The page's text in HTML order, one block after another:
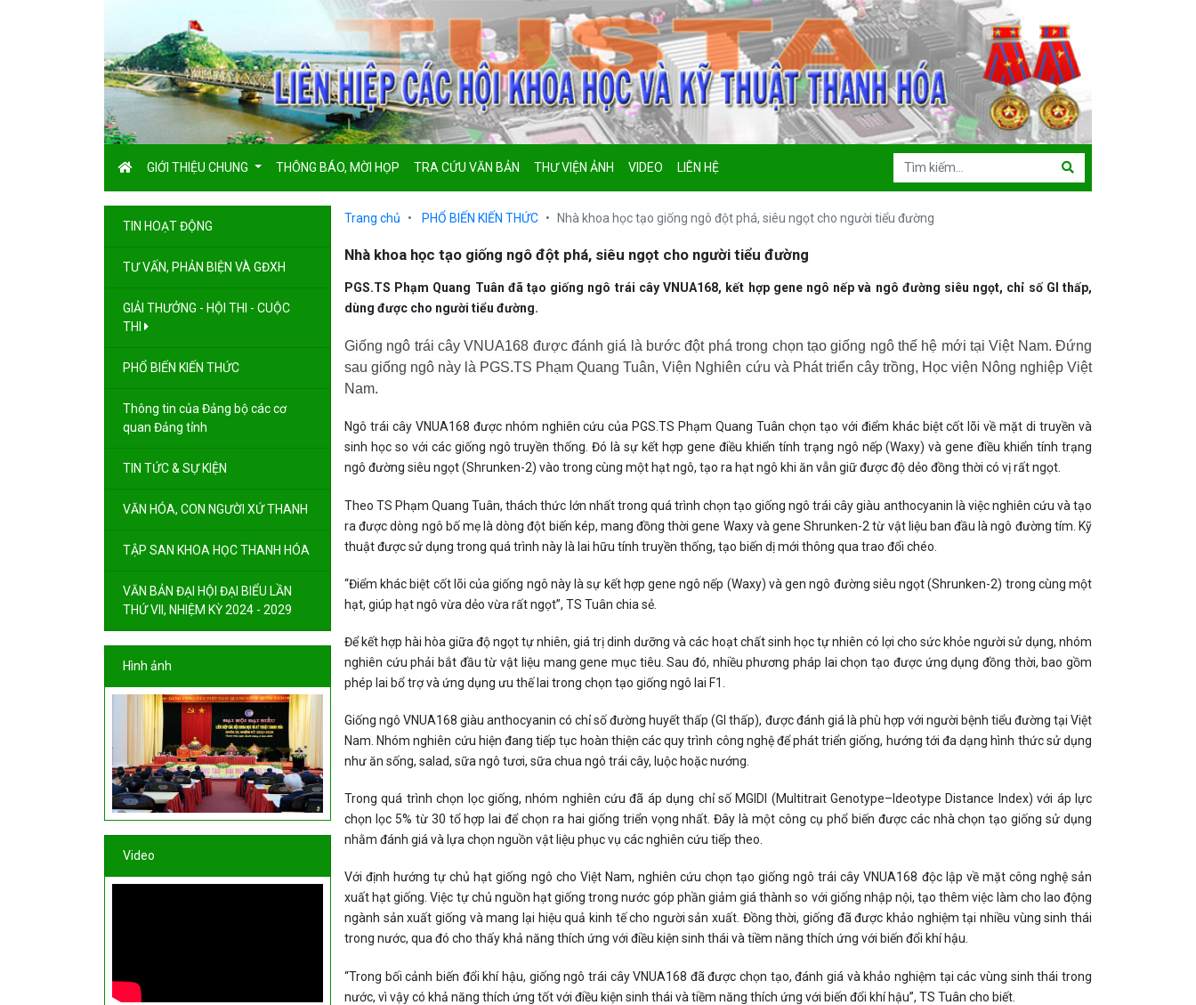
GIỚI THIỆU CHUNG THÔNG BÁO, MỜI HỌP TRA CỨU VĂN BẢN THƯ VIỆN ẢNH VIDEO LIÊN HỆ
TIN HOẠT ĐỘNG
TƯ VẤN, PHẢN BIỆN VÀ GĐXH
GIẢI THƯỞNG - HỘI THI - CUỘC
THI
PHỔ BIẾN KIẾN THỨC
Thông tin của Đảng bộ các cơ
quan Đảng tỉnh
TIN TỨC & SỰ KIỆN
VĂN HÓA, CON NGƯỜI XỨ THANH
TẬP SAN KHOA HỌC THANH HÓA
VĂN BẢN ĐẠI HỘI ĐẠI BIỂU LẦN
THỨ VII, NHIỆM KỲ 2024 - 2029
Hình ảnh
Video
Trang chủ PHỔ BIẾN KIẾN THỨC Nhà khoa học tạo giống ngô đột phá, siêu ngọt cho người tiểu đường
Nhà khoa học tạo giống ngô đột phá, siêu ngọt cho người tiểu đường
PGS.TS Phạm Quang Tuân đã tạo giống ngô trái cây VNUA168, kết hợp gene ngô nếp và ngô đường siêu ngọt, chỉ số GI thấp,
dùng được cho người tiểu đường.
Giống ngô trái cây VNUA168 được đánh giá là bước đột phá trong chọn tạo giống ngô thế hệ mới tại Việt Nam. Đứng
sau giống ngô này là PGS.TS Phạm Quang Tuân, Viện Nghiên cứu và Phát triển cây trồng, Học viện Nông nghiệp Việt
Nam.
Ngô trái cây VNUA168 được nhóm nghiên cứu của PGS.TS Phạm Quang Tuân chọn tạo với điểm khác biệt cốt lõi về mặt di truyền và
sinh học so với các giống ngô truyền thống. Đó là sự kết hợp gene điều khiển tính trạng ngô nếp (Waxy) và gene điều khiển tính trạng
ngô đường siêu ngọt (Shrunken-2) vào trong cùng một hạt ngô, tạo ra hạt ngô khi ăn vẫn giữ được độ dẻo đồng thời có vị rất ngọt.
Theo TS Phạm Quang Tuân, thách thức lớn nhất trong quá trình chọn tạo giống ngô trái cây giàu anthocyanin là việc nghiên cứu và tạo
ra được dòng ngô bố mẹ là dòng đột biến kép, mang đồng thời gene Waxy và gene Shrunken-2 từ vật liệu ban đầu là ngô đường tím. Kỹ
thuật được sử dụng trong quá trình này là lai hữu tính truyền thống, tạo biến dị mới thông qua trao đổi chéo.
“Điểm khác biệt cốt lõi của giống ngô này là sự kết hợp gene ngô nếp (Waxy) và gen ngô đường siêu ngọt (Shrunken-2) trong cùng một
hạt, giúp hạt ngô vừa dẻo vừa rất ngọt”, TS Tuân chia sẻ.
Để kết hợp hài hòa giữa độ ngọt tự nhiên, giá trị dinh dưỡng và các hoạt chất sinh học tự nhiên có lợi cho sức khỏe người sử dụng, nhóm
nghiên cứu phải bắt đầu từ vật liệu mang gene mục tiêu. Sau đó, nhiều phương pháp lai chọn tạo được ứng dụng đồng thời, bao gồm
phép lai bổ trợ và ứng dụng ưu thế lai trong chọn tạo giống ngô lai F1.
Giống ngô VNUA168 giàu anthocyanin có chỉ số đường huyết thấp (GI thấp), được đánh giá là phù hợp với người bệnh tiểu đường tại Việt
Nam. Nhóm nghiên cứu hiện đang tiếp tục hoàn thiện các quy trình công nghệ để phát triển giống, hướng tới đa dạng hình thức sử dụng
như ăn sống, salad, sữa ngô tươi, sữa chua ngô trái cây, luộc hoặc nướng.
Trong quá trình chọn lọc giống, nhóm nghiên cứu đã áp dụng chỉ số MGIDI (Multitrait Genotype–Ideotype Distance Index) với áp lực
chọn lọc 5% từ 30 tổ hợp lai để chọn ra hai giống triển vọng nhất. Đây là một công cụ phổ biến được các nhà chọn tạo giống sử dụng
nhằm đánh giá và lựa chọn nguồn vật liệu phục vụ các nghiên cứu tiếp theo.
Với định hướng tự chủ hạt giống ngô cho Việt Nam, nghiên cứu chọn tạo giống ngô trái cây VNUA168 độc lập về mặt công nghệ sản
xuất hạt giống. Việc tự chủ nguồn hạt giống trong nước góp phần giảm giá thành so với giống nhập nội, tạo thêm việc làm cho lao động
ngành sản xuất giống và mang lại hiệu quả kinh tế cho người sản xuất. Đồng thời, giống đã được khảo nghiệm tại nhiều vùng sinh thái
trong nước, qua đó cho thấy khả năng thích ứng với điều kiện sinh thái và tiềm năng thích ứng với biến đổi khí hậu.
“Trong bối cảnh biến đổi khí hậu, giống ngô trái cây VNUA168 đã được chọn tạo, đánh giá và khảo nghiệm tại các vùng sinh thái trong
nước, vì vậy có khả năng thích ứng tốt với điều kiện sinh thái và tiềm năng thích ứng với biến đổi khí hậu”, TS Tuân cho biết.